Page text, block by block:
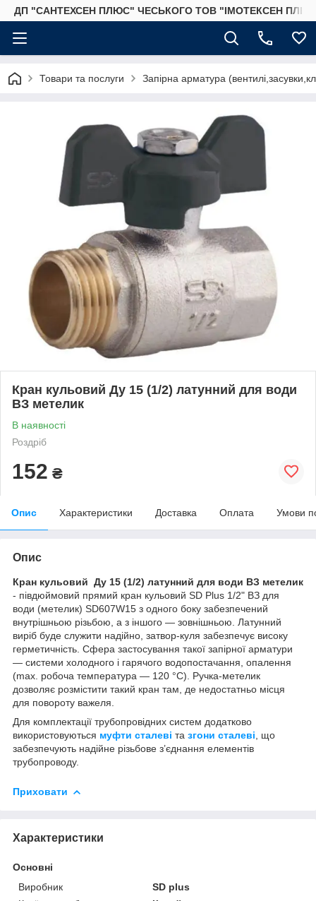
ДП "САНТЕХСЕН ПЛЮС" ЧЕСЬКОГО ТОВ "ІМОТЕКСЕН
Товари та послуги Запірна арматура
Кран кульовий Ду 15 (1/2) латунний для води
ВЗ метелик
В наявності
Роздріб
152 ₴
Опис Характеристики Доставка Оплата Умови
Опис
Кран кульовий Ду 15 (1/2) латунний для води ВЗ метелик
- півдюймовий прямий кран кульовий SD Plus 1/2" ВЗ для
води (метелик) SD607W15 з одного боку забезпечений
внутрішньою різьбою, а з іншого — зовнішньою. Латунний
виріб буде служити надійно, затвор-куля забезпечує високу
герметичність. Сфера застосування такої запірної арматури
— системи холодного і гарячого водопостачання, опалення
(max. робоча температура — 120 °С). Ручка-метелик
дозволяє розмістити такий кран там, де недостатньо місця
для повороту важеля.
Для комплектації трубопровідних систем додатково
використовуються муфти сталеві та згони сталеві , що
забезпечують надійне різьбове з’єднання елементів
трубопроводу.
Приховати
Характеристики
Основні
Виробник
SD plus